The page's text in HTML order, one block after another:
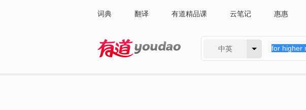
词典 翻译 有道精品课 云笔记 惠惠
中英